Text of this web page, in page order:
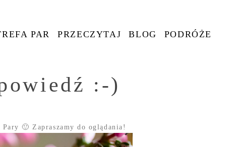
PAR PRZECZYTAJ BLOG PODRÓŻE
:-)
🙂 Zapraszamy do oglądania!